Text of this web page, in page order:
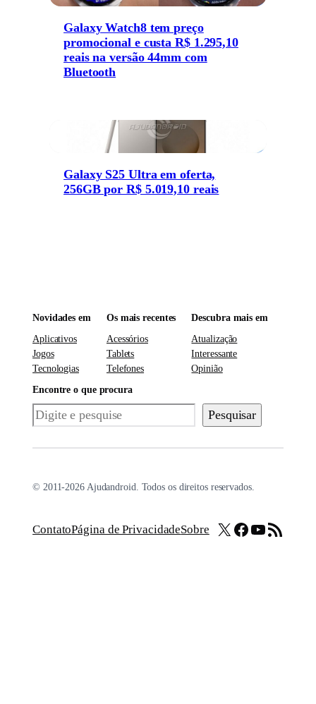
Galaxy Watch8 tem preço
promocional e custa R$ 1.295,10
reais na versão 44mm com
Bluetooth
Galaxy S25 Ultra em oferta,
256GB por R$ 5.019,10 reais
Novidades em
Aplicativos
Jogos
Tecnologias
Os mais recentes
Acessórios
Tablets
Telefones
Descubra mais em
Atualização
Interessante
Opinião
Encontre o que procura
Pesquisar Pesquisar
© 2011-2026 Ajudandroid. Todos os direitos reservados.
ContatoPágina de PrivacidadeSobre X Facebook
Youtube
Feed RSS